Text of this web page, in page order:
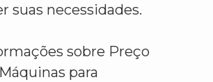
suas necessidades.
sobre Preço
para